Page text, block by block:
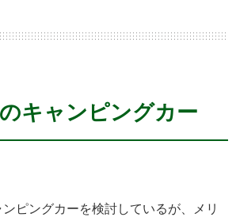
キャンピングカー
ピングカーを検討しているが、メリ